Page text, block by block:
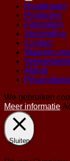
Houtdraaier
Producten
Fotogalerij
Verzending
Contact
Waarom
Afdruk
We gebruiken
Meer informatie
Sluiten